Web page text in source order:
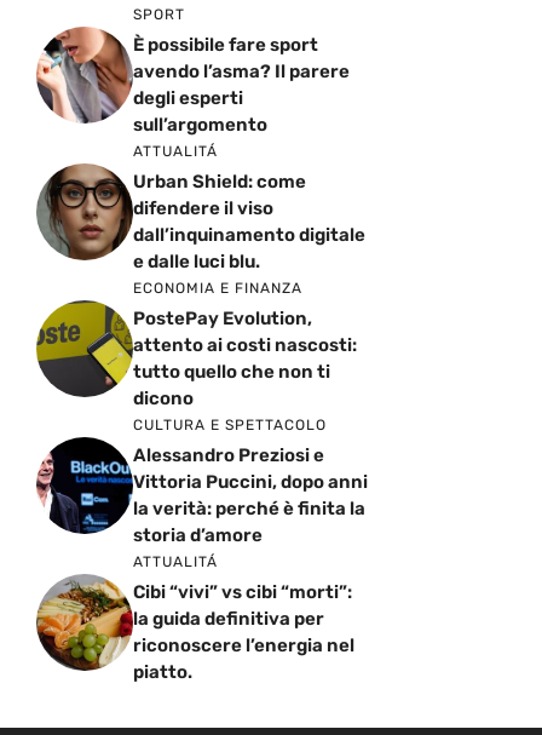
SPORT
È possibile fare sport
avendo l’asma? Il parere
degli esperti
sull’argomento
ATTUALITÁ
Urban Shield: come
difendere il viso
dall’inquinamento digitale
e dalle luci blu.
ECONOMIA E FINANZA
PostePay Evolution,
attento ai costi nascosti:
tutto quello che non ti
dicono
CULTURA E SPETTACOLO
Alessandro Preziosi e
Vittoria Puccini, dopo anni
la verità: perché è finita la
storia d’amore
ATTUALITÁ
Cibi “vivi” vs cibi “morti”:
la guida definitiva per
riconoscere l’energia nel
piatto.